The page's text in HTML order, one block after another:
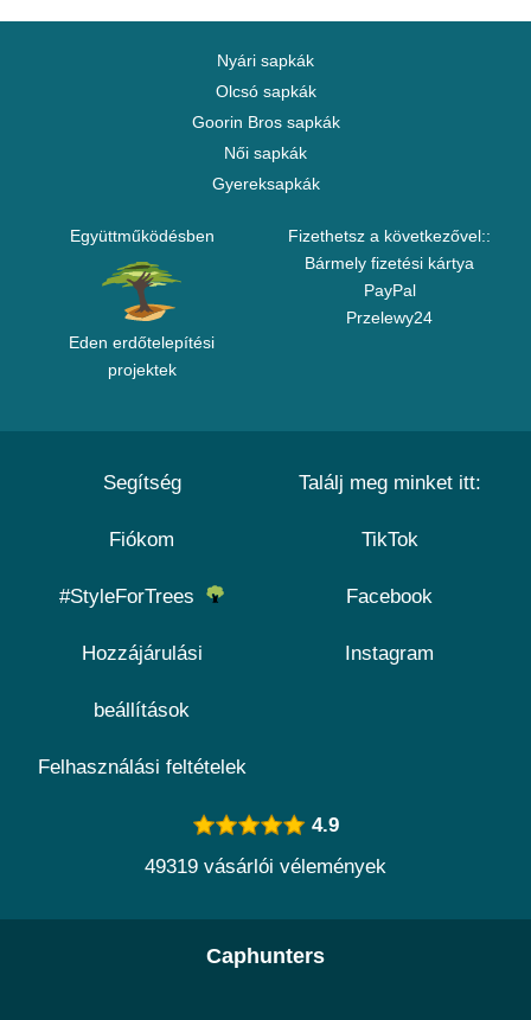
Nyári sapkák
Olcsó sapkák
Goorin Bros sapkák
Női sapkák
Gyereksapkák
Együttműködésben
Eden erdőtelepítési
projektek
Fizethetsz a következővel::
Bármely fizetési kártya
PayPal
Przelewy24
Segítség
Fiókom
#StyleForTrees
Hozzájárulási
beállítások
Felhasználási feltételek
Találj meg minket itt:
TikTok
Facebook
Instagram
4.9
49319 vásárlói vélemények
Caphunters